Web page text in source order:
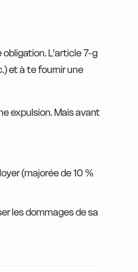
L'article 7-g
et à te fournir une
expulsion. Mais avant
(majorée de 10 %
les dommages de sa